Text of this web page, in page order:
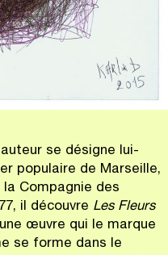
se désigne lui-
populaire de Marseille,
Compagnie des
il découvre Les Fleurs
œuvre qui le marque
se forme dans le